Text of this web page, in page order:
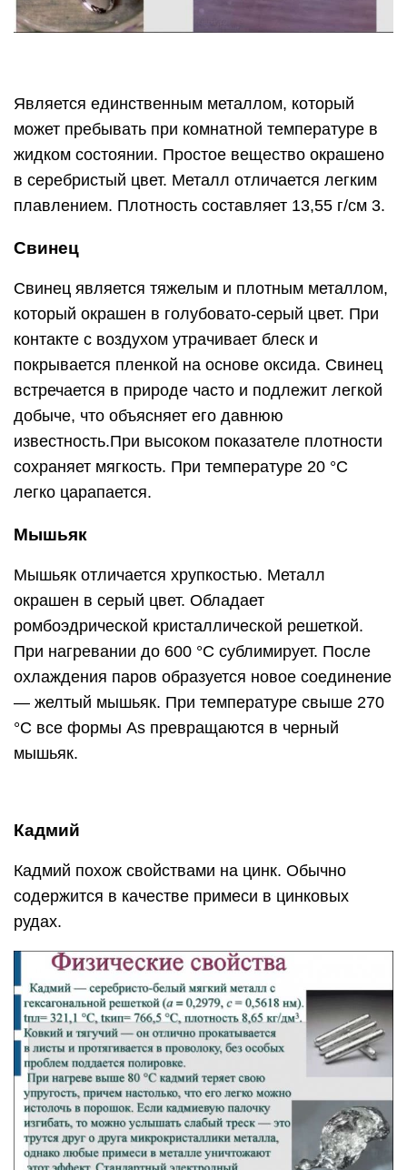
Является единственным металлом, который
может пребывать при комнатной температуре в
жидком состоянии. Простое вещество окрашено
в серебристый цвет. Металл отличается легким
плавлением. Плотность составляет 13,55 г/см 3.
Свинец
Свинец является тяжелым и плотным металлом,
который окрашен в голубовато-серый цвет. При
контакте с воздухом утрачивает блеск и
покрывается пленкой на основе оксида. Свинец
встречается в природе часто и подлежит легкой
добыче, что объясняет его давнюю
известность.При высоком показателе плотности
сохраняет мягкость. При температуре 20 °С
легко царапается.
Мышьяк
Мышьяк отличается хрупкостью. Металл
окрашен в серый цвет. Обладает
ромбоэдрической кристаллической решеткой.
При нагревании до 600 °С сублимирует. После
охлаждения паров образуется новое соединение
— желтый мышьяк. При температуре свыше 270
°С все формы As превращаются в черный
мышьяк.
Кадмий
Кадмий похож свойствами на цинк. Обычно
содержится в качестве примеси в цинковых
рудах.